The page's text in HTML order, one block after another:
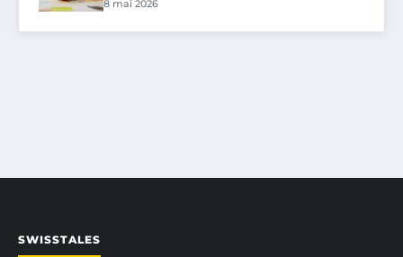
8 mai 2026
SWISSTALES